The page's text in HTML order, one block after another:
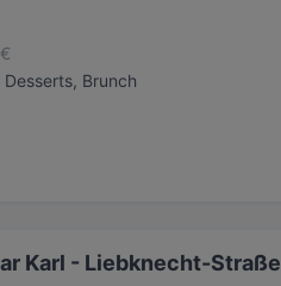
€
Brunch
Karl - Liebknecht-Straße